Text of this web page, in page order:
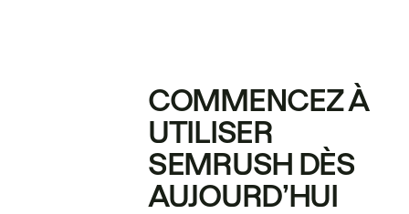
COMMENCEZ À
UTILISER
SEMRUSH DÈS
AUJOURD’HUI